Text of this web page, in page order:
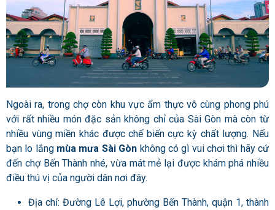
Ngoài ra, trong chợ còn khu vực ẩm thực vô cùng phong phú
với rất nhiều món đặc sản không chỉ của Sài Gòn mà còn từ
nhiều vùng miền khác được chế biến cực kỳ chất lượng. Nếu
bạn lo lắng mùa mưa Sài Gòn không có gì vui chơi thì hãy cứ
đến chợ Bến Thành nhé, vừa mát mẻ lại được khám phá nhiều
điều thú vị của người dân nơi đây.
Địa chỉ: Đường Lê Lợi, phường Bến Thành, quận 1, thành